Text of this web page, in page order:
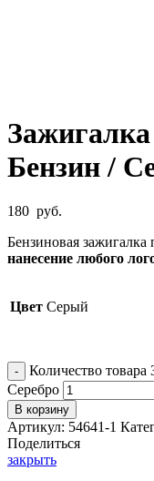
Бензин /
180 руб.
Бензиновая зажигалка
нанесение любого
Цвет Серый
Количество товара
Серебро
В корзину
Артикул: 54641-1
Поделиться
закрыть